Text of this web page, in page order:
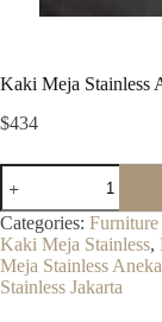
Kaki Meja Stainless
$434
Kaki
Meja
Stainless
Aneka
Model
Kota
Jakarta
Categories: Furniture
Kaki Meja Stainless,
Meja Stainless
Stainless Jakarta